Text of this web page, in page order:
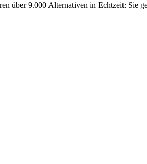
über 9.000 Alternativen in Echtzeit: Sie